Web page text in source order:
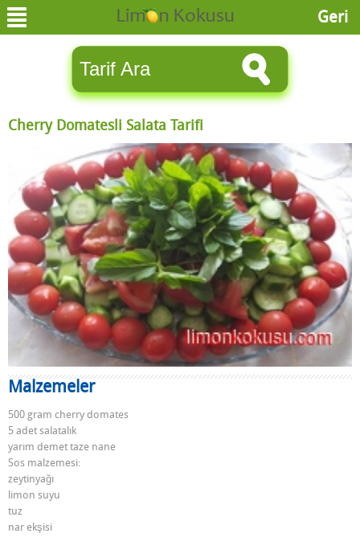
Geri
Cherry Domatesli Salata Tarifi
Malzemeler
500 gram cherry domates
5 adet salatalık
yarım demet taze nane
Sos malzemesi:
zeytinyağı
limon suyu
tuz
nar ekşisi